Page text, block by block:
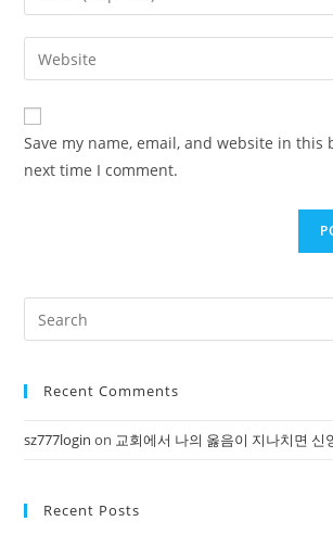
comment
your
email
address
comment
Enter
your
website
URL
(optional)
Save my name, email, and website in this
next time I comment.
Recent Comments
sz777login on 교회에서 나의 옳음이 지나치면 신
Recent Posts